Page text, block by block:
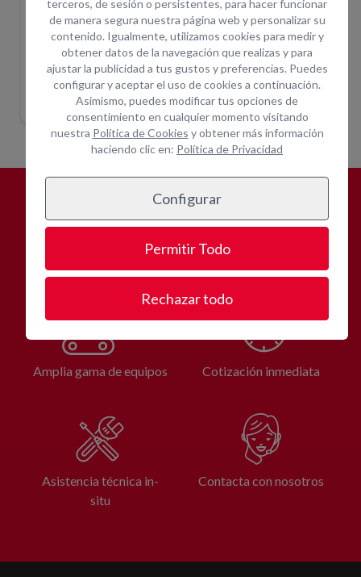
AHOYADORA 1000MM
BARRENA STD Ø150X1200MM
Indique ubicación
para mostrar
precios
BARRENA STD Ø250X1200MM
Indique ubicación
para mostrar
precios
ALQUILAR CON
OPEIN?
Amplia gama de equipos Cotización inmediata
Asistencia técnica in-
situ
Contacta con nosotros
terceros, de sesión o persistentes, para hacer funcionar
de manera segura nuestra página web y personalizar su
contenido. Igualmente, utilizamos cookies para medir y
obtener datos de la navegación que realizas y para
ajustar la publicidad a tus gustos y preferencias. Puedes
configurar y aceptar el uso de cookies a continuación.
Asimismo, puedes modificar tus opciones de
consentimiento en cualquier momento visitando
nuestra Política de Cookies y obtener más información
haciendo clic en: Política de Privacidad
Configurar
Permitir Todo
Rechazar todo